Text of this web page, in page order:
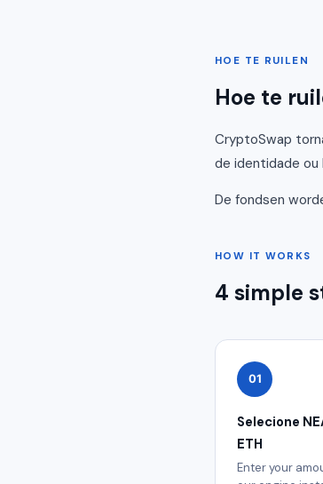
HOE TE RUILEN
Hoe te
CryptoSwap
de identidade
De fondsen
HOW IT WORKS
4 simple
01
Selecione
ETH
Enter your